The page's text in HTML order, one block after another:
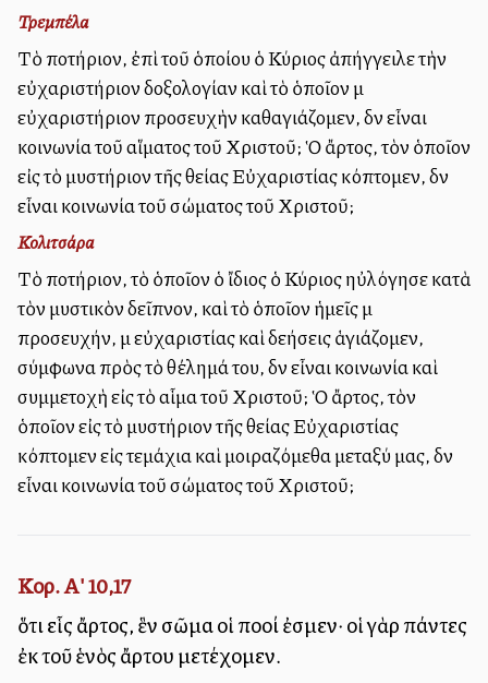
Τρεμπέλα
Τὸ ποτήριον, ἐπὶ τοῦ ὁποίου ὁ Κύριος ἀπήγγειλε τὴν
εὐχαριστήριον δοξολογίαν καὶ τὸ ὁποῖον μὲ
εὐχαριστήριον προσευχὴν καθαγιάζομεν, δὲν εἶναι
κοινωνία τοῦ αἵματος τοῦ Χριστοῦ; Ὁ ἄρτος, τὸν ὁποῖον
εἰς τὸ μυστήριον τῆς θείας Εὐχαριστίας κόπτομεν, δὲν
εἶναι κοινωνία τοῦ σώματος τοῦ Χριστοῦ;
Κολιτσάρα
Τὸ ποτήριον, τὸ ὁποῖον ὁ ἴδιος ὁ Κύριος ηὐλόγησε κατὰ
τὸν μυστικὸν δεῖπνον, καὶ τὸ ὁποῖον ἡμεῖς μὲ
προσευχήν, μὲ εὐχαριστίας καὶ δεήσεις ἁγιάζομεν,
σύμφωνα πρὸς τὸ θέλημά του, δὲν εἶναι κοινωνία καὶ
συμμετοχὴ εἰς τὸ αἷμα τοῦ Χριστοῦ; Ὁ ἄρτος, τὸν
ὁποῖον εἰς τὸ μυστήριον τῆς θείας Εὐχαριστίας
κόπτομεν εἰς τεμάχια καὶ μοιραζόμεθα μεταξύ μας, δὲν
εἶναι κοινωνία τοῦ σώματος τοῦ Χριστοῦ;
Κορ. Α' 10,17
ὅτι εἷς ἄρτος, ἓν σῶμα οἱ πολλοί ἐσμεν· οἱ γὰρ πάντες
ἐκ τοῦ ἑνὸς ἄρτου μετέχομεν.